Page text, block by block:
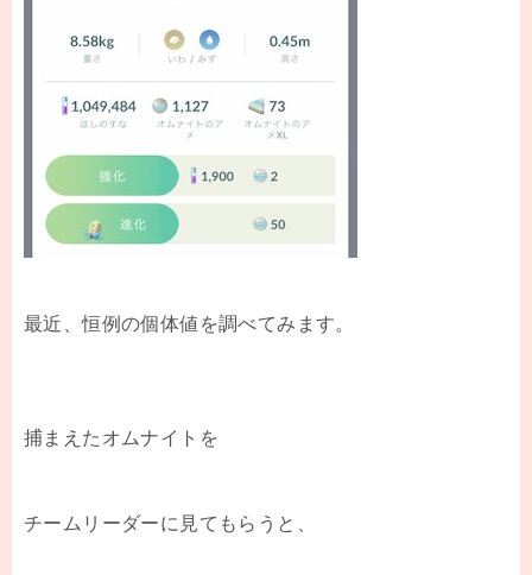
最近、恒例の個体値を調べてみます。
捕まえたオムナイトを
チームリーダーに見てもらうと、